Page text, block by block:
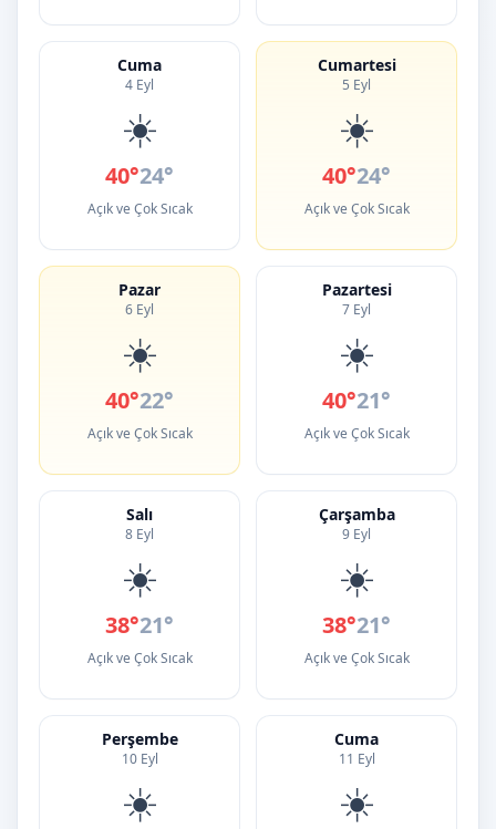
Cuma
4 Eyl
☀️
40°24°
Açık ve Çok Sıcak
Cumartesi
5 Eyl
☀️
40°24°
Açık ve Çok Sıcak
Pazar
6 Eyl
☀️
40°22°
Açık ve Çok Sıcak
Pazartesi
7 Eyl
☀️
40°21°
Açık ve Çok Sıcak
Salı
8 Eyl
☀️
38°21°
Açık ve Çok Sıcak
Çarşamba
9 Eyl
☀️
38°21°
Açık ve Çok Sıcak
Perşembe
10 Eyl
☀️
Cuma
11 Eyl
☀️